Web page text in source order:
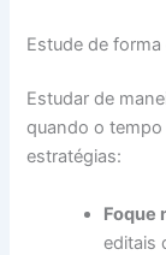
Estude de
Estudar de
quando o
estratégias:
Foque
editais